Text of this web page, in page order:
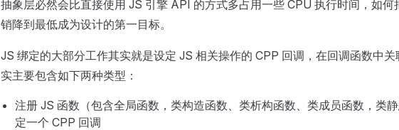
抽象层必然会比直接使用 JS 引擎 API 的方式多占用一些 CPU 执行时间，如何
销降到最低成为设计的第一目标。
JS 绑定的大部分工作其实就是设定 JS 相关操作的 CPP 回调，在回调函数中
实主要包含如下两种类型：
注册 JS 函数（包含全局函数，类构造函数、类析构函数、类成员函数，类
定一个 CPP 回调